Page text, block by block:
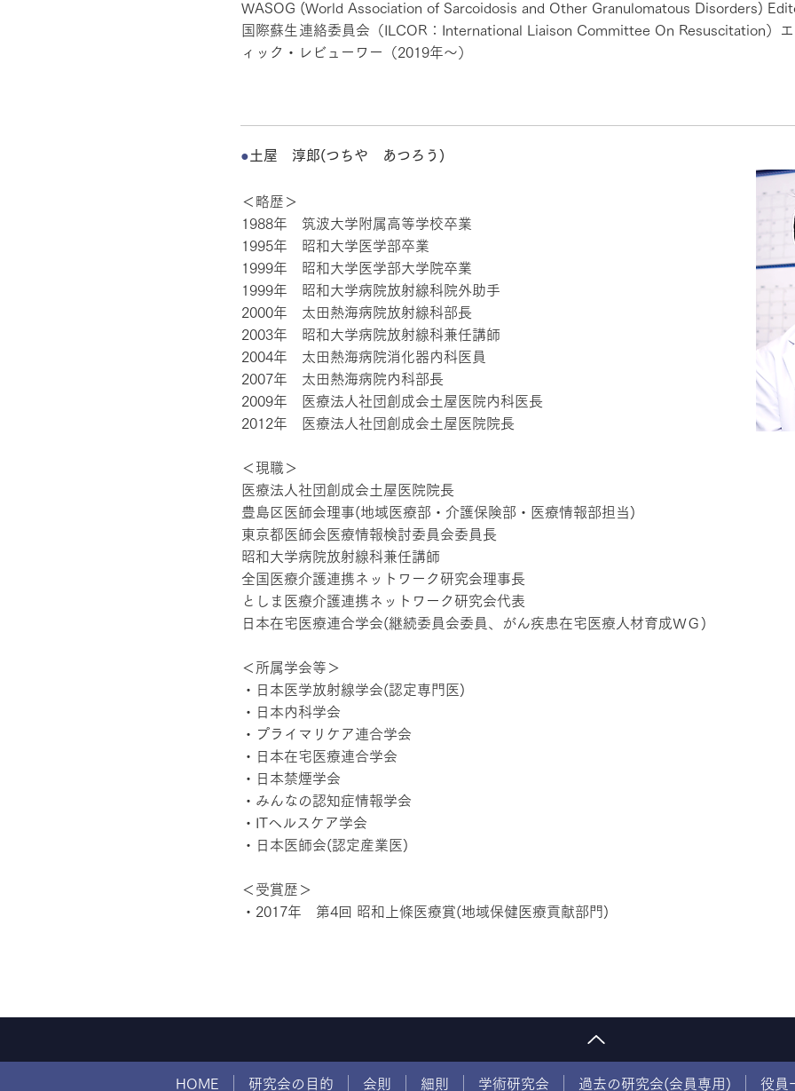
WASOG (World Association of Sarcoidosis and Other Granulomatous Disorders)
国際蘇生連絡委員会（ILCOR：International Liaison Committee On Resuscitation）
ィック・レビューワー（2019年～）
●土屋 淳郎(つちや あつろう)
＜略歴＞
1988年 筑波大学附属高等学校卒業
1995年 昭和大学医学部卒業
1999年 昭和大学医学部大学院卒業
1999年 昭和大学病院放射線科院外助手
2000年 太田熱海病院放射線科部長
2003年 昭和大学病院放射線科兼任講師
2004年 太田熱海病院消化器内科医員
2007年 太田熱海病院内科部長
2009年 医療法人社団創成会土屋医院内科医長
2012年 医療法人社団創成会土屋医院院長
＜現職＞
医療法人社団創成会土屋医院院長
豊島区医師会理事(地域医療部・介護保険部・医療情報部担当)
東京都医師会医療情報検討委員会委員長
昭和大学病院放射線科兼任講師
全国医療介護連携ネットワーク研究会理事長
としま医療介護連携ネットワーク研究会代表
日本在宅医療連合学会(継続委員会委員、がん疾患在宅医療人材育成ＷＧ)
＜所属学会等＞
・日本医学放射線学会(認定専門医)
・日本内科学会
・プライマリケア連合学会
・日本在宅医療連合学会
・日本禁煙学会
・みんなの認知症情報学会
・ITヘルスケア学会
・日本医師会(認定産業医)
＜受賞歴＞
・2017年 第4回 昭和上條医療賞(地域保健医療貢献部門)
HOME 研究会の目的 会則 細則 学術研究会 過去の研究会(会員専用) 役員